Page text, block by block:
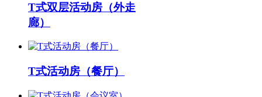
T式双层活动房（外走
廊）
T式活动房（餐厅）